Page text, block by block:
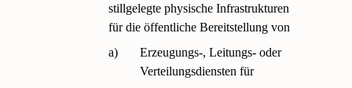
stillgelegte physische Infrastrukturen
für die öffentliche Bereitstellung von
a)
Erzeugungs-, Leitungs- oder
Verteilungsdiensten für